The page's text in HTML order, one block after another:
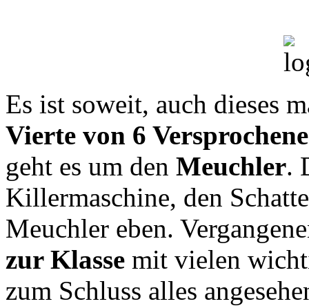
Es ist soweit, auch dieses
Vierte von 6
geht es um den Meuchler.
Killermaschine, den
Meuchler eben.
zur Klasse mit vielen
zum Schluss alles